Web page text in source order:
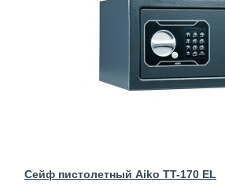
Сейф пистолетный Aiko TT-170 EL